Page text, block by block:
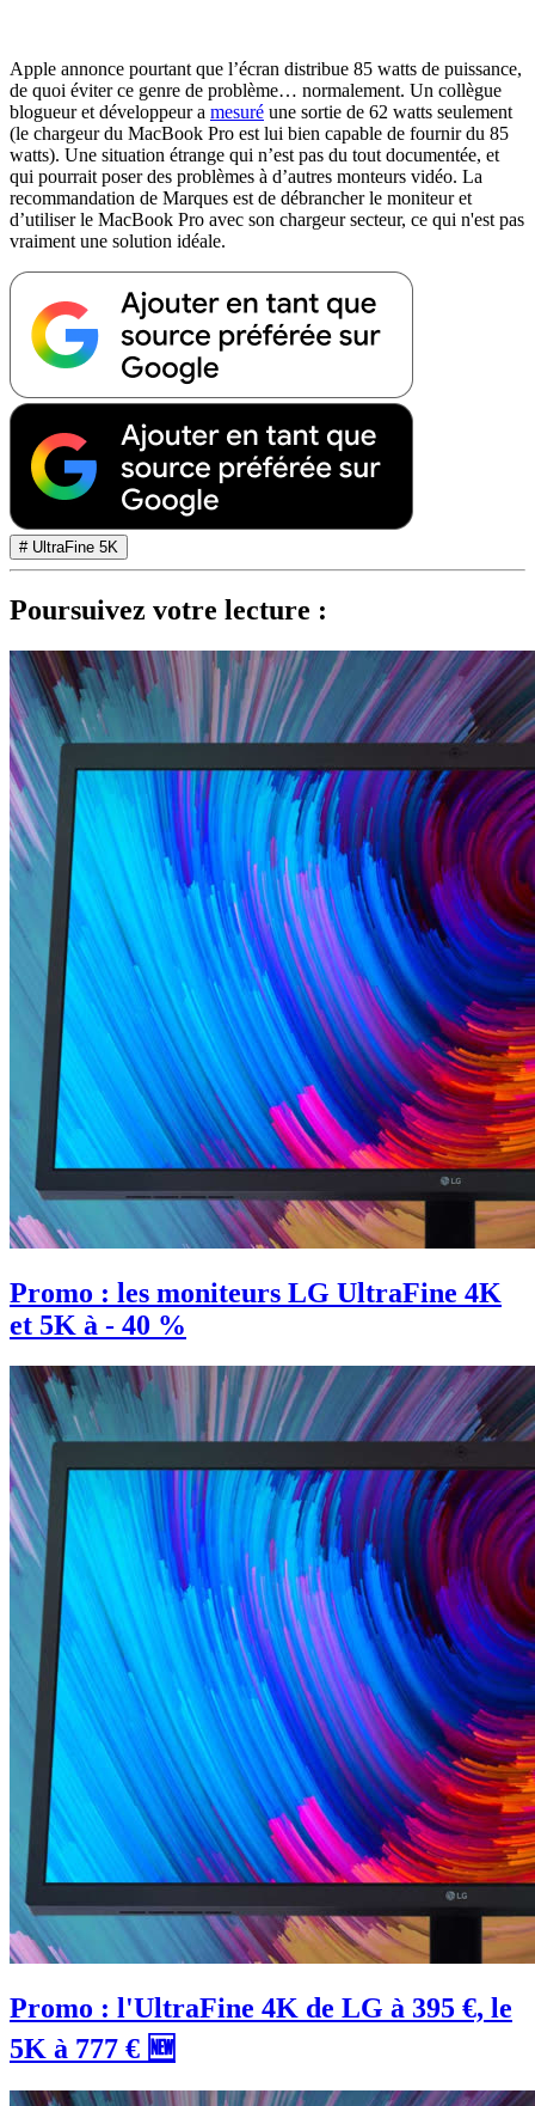
Apple annonce pourtant que l’écran distribue 85 watts de puissance,
de quoi éviter ce genre de problème… normalement. Un collègue
blogueur et développeur a mesuré une sortie de 62 watts seulement
(le chargeur du MacBook Pro est lui bien capable de fournir du 85
watts). Une situation étrange qui n’est pas du tout documentée, et
qui pourrait poser des problèmes à d’autres monteurs vidéo. La
recommandation de Marques est de débrancher le moniteur et
d’utiliser le MacBook Pro avec son chargeur secteur, ce qui n'est pas
vraiment une solution idéale.
# UltraFine 5K
Poursuivez votre lecture :
Promo : les moniteurs LG UltraFine 4K
et 5K à - 40 %
Promo : l'UltraFine 4K de LG à 395 €, le
5K à 777 € 🆕